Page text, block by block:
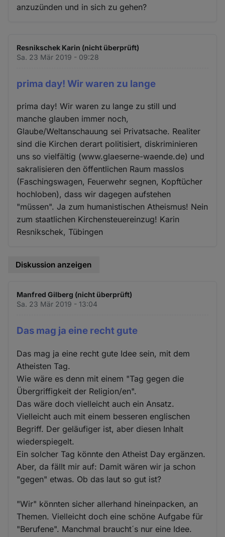
anzuzünden und in sich zu gehen?
Resnikschek Karin (nicht überprüft)
Sa. 23 Mär 2019 - 09:28
prima day! Wir waren zu lange
prima day! Wir waren zu lange zu still und
manche glauben immer noch,
Glaube/Weltanschauung sei Privatsache. Realiter
sind die Kirchen derart politisiert, diskriminieren
uns so vielfältig (www.glaeserne-waende.de) und
sakralisieren den öffentlichen Raum masslos
(Faschingswagen, Feuerwehr segnen, Kopftücher
hochloben), dass wir dagegen aufstehen
"müssen". Ja zum humanistischen Atheismus! Nein
zum staatlichen Kirchensteuereinzug! Karin
Resnikschek, Tübingen
Diskussion anzeigen
Manfred Gilberg (nicht überprüft)
Sa. 23 Mär 2019 - 13:04
Das mag ja eine recht gute
Das mag ja eine recht gute Idee sein, mit dem
Atheisten Tag.
Wie wäre es denn mit einem "Tag gegen die
Übergriffigkeit der Religion/en".
Das wäre doch vielleicht auch ein Ansatz.
Vielleicht auch mit einem besseren englischen
Begriff. Der geläufiger ist, aber diesen Inhalt
wiederspiegelt.
Ein solcher Tag könnte den Atheist Day ergänzen.
Aber, da fällt mir auf: Damit wären wir ja schon
"gegen" etwas. Ob das laut so gut ist?
"Wir" könnten sicher allerhand hineinpacken, an
Themen. Vielleicht doch eine schöne Aufgabe für
"Berufene". Manchmal braucht´s nur eine Idee.